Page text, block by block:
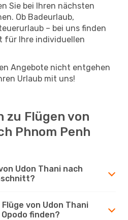
Sie bei Ihren nächsten
Ob Badeurlaub,
– bei uns finden
für Ihre individuellen
Angebote nicht entgehen
Urlaub mit uns!
zu Flügen von
Phnom Penh
Udon Thani nach
von Udon Thani
finden?